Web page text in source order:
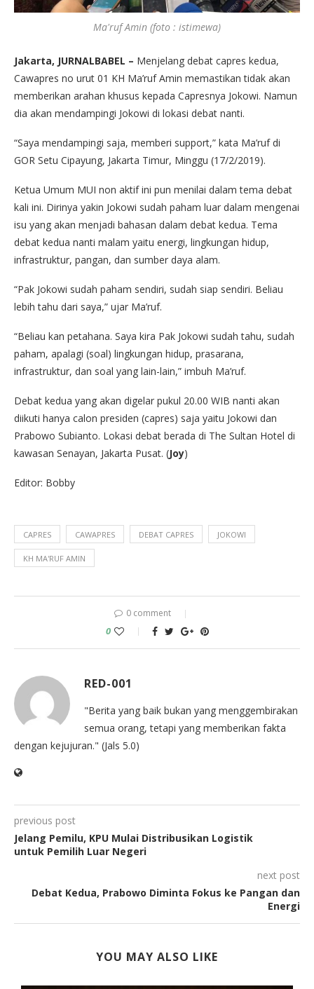
Ma'ruf Amin (foto : istimewa)
Jakarta, JURNALBABEL – Menjelang debat capres kedua,
Cawapres no urut 01 KH Ma’ruf Amin memastikan tidak akan
memberikan arahan khusus kepada Capresnya Jokowi. Namun
dia akan mendampingi Jokowi di lokasi debat nanti.
“Saya mendampingi saja, memberi support,” kata Ma’ruf di
GOR Setu Cipayung, Jakarta Timur, Minggu (17/2/2019).
Ketua Umum MUI non aktif ini pun menilai dalam tema debat
kali ini. Dirinya yakin Jokowi sudah paham luar dalam mengenai
isu yang akan menjadi bahasan dalam debat kedua. Tema
debat kedua nanti malam yaitu energi, lingkungan hidup,
infrastruktur, pangan, dan sumber daya alam.
“Pak Jokowi sudah paham sendiri, sudah siap sendiri. Beliau
lebih tahu dari saya,” ujar Ma’ruf.
“Beliau kan petahana. Saya kira Pak Jokowi sudah tahu, sudah
paham, apalagi (soal) lingkungan hidup, prasarana,
infrastruktur, dan soal yang lain-lain,” imbuh Ma’ruf.
Debat kedua yang akan digelar pukul 20.00 WIB nanti akan
diikuti hanya calon presiden (capres) saja yaitu Jokowi dan
Prabowo Subianto. Lokasi debat berada di The Sultan Hotel di
kawasan Senayan, Jakarta Pusat. (Joy)
Editor: Bobby
CAPRES CAWAPRES DEBAT CAPRES JOKOWI
KH MA'RUF AMIN
0 comment
0
RED-001
"Berita yang baik bukan yang menggembirakan
semua orang, tetapi yang memberikan fakta
dengan kejujuran." (Jals 5.0)
previous post
Jelang Pemilu, KPU Mulai Distribusikan Logistik
untuk Pemilih Luar Negeri
next post
Debat Kedua, Prabowo Diminta Fokus ke Pangan dan
Energi
YOU MAY ALSO LIKE